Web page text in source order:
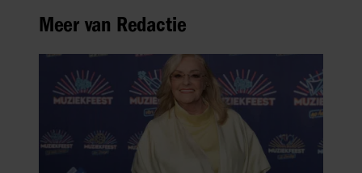
Meer van Redactie